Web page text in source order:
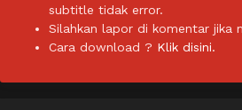
subtitle tidak error.
Silahkan lapor di komentar jika
Cara download ? Klik disini.